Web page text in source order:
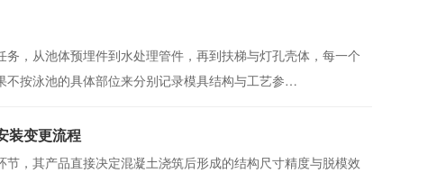
，从池体预埋件到水处理管件，再到扶梯与灯孔壳体，每一个
按泳池的具体部位来分别记录模具结构与工艺参…
装变更流程
，其产品直接决定混凝土浇筑后形成的结构尺寸精度与脱模效